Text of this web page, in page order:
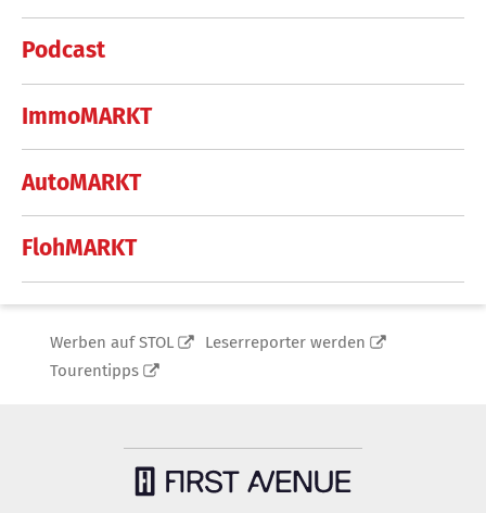
Podcast
ImmoMARKT
AutoMARKT
FlohMARKT
Werben auf STOL
Leserreporter werden
Tourentipps